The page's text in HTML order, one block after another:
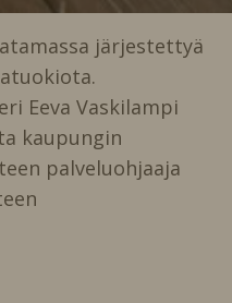
järjestettyä
Eeva Vaskilampi
kaupungin
palveluohjaaja